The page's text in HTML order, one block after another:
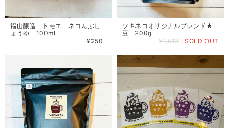
福山醸造 トモエ ネコんぶし
ょうゆ 100ml
¥250
ツキネコオリジナルブレンド★
豆 200g
¥1,512
SOLD OUT